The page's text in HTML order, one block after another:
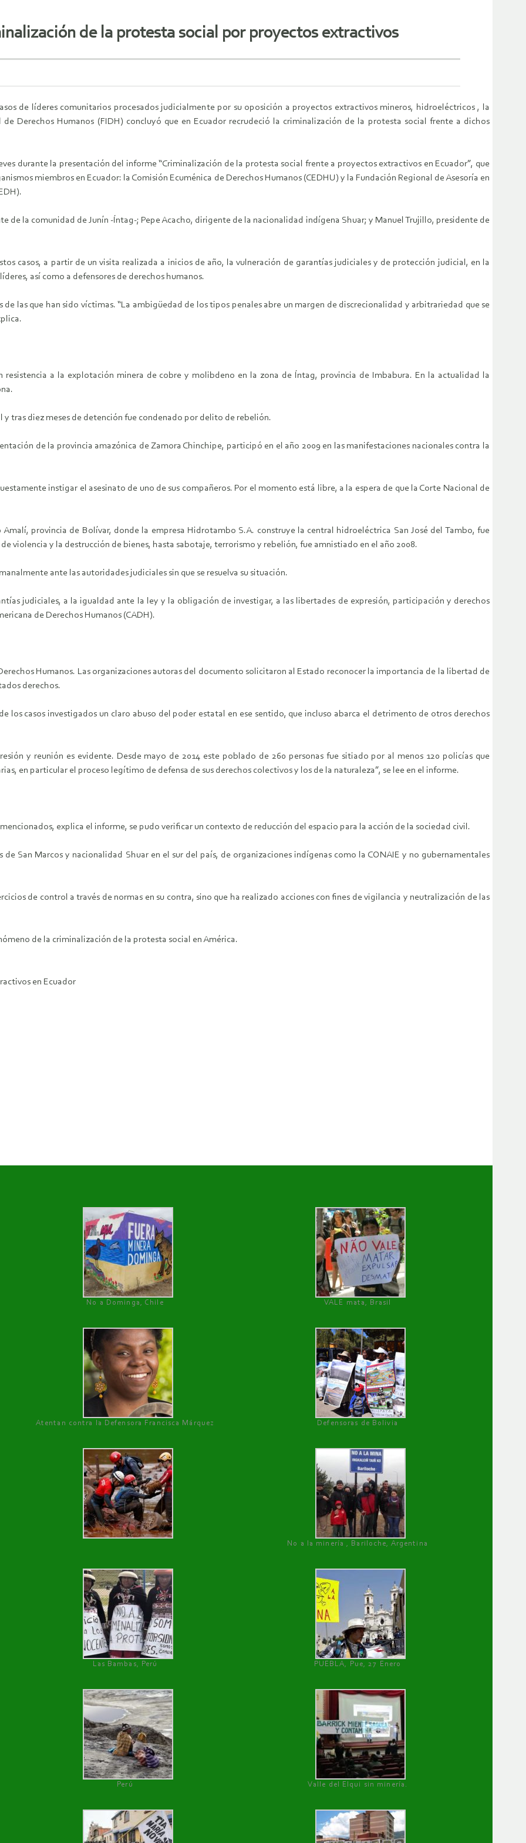
de la protesta social por proyectos extractivos
de líderes comunitarios procesados judicialmente por su oposición a proyectos extractivos mineros, hidroeléctricos , la
de Derechos Humanos (FIDH) concluyó que en Ecuador recrudeció la criminalización de la protesta social frente a dichos
durante la presentación del informe “Criminalización de la protesta social frente a proyectos extractivos en Ecuador”, que
miembros en Ecuador: la Comisión Ecuménica de Derechos Humanos (CEDHU) y la Fundación Regional de Asesoría en
de la comunidad de Junín -Íntag-; Pepe Acacho, dirigente de la nacionalidad indígena Shuar; y Manuel Trujillo, presidente de
casos, a partir de un visita realizada a inicios de año, la vulneración de garantías judiciales y de protección judicial, en la
así como a defensores de derechos humanos.
las que han sido víctimas. “La ambigüedad de los tipos penales abre un margen de discrecionalidad y arbitrariedad que se
resistencia a la explotación minera de cobre y molibdeno en la zona de Íntag, provincia de Imbabura. En la actualidad la
tras diez meses de detención fue condenado por delito de rebelión.
de la provincia amazónica de Zamora Chinchipe, participó en el año 2009 en las manifestaciones nacionales contra la
instigar el asesinato de uno de sus compañeros. Por el momento está libre, a la espera de que la Corte Nacional de
provincia de Bolívar, donde la empresa Hidrotambo S.A. construye la central hidroeléctrica San José del Tambo, fue
violencia y la destrucción de bienes, hasta sabotaje, terrorismo y rebelión, fue amnistiado en el año 2008.
ante las autoridades judiciales sin que se resuelva su situación.
judiciales, a la igualdad ante la ley y la obligación de investigar, a las libertades de expresión, participación y derechos
de Derechos Humanos (CADH).
Humanos. Las organizaciones autoras del documento solicitaron al Estado reconocer la importancia de la libertad de
derechos.
los casos investigados un claro abuso del poder estatal en ese sentido, que incluso abarca el detrimento de otros derechos
y reunión es evidente. Desde mayo de 2014 este poblado de 260 personas fue sitiado por al menos 120 policías que
en particular el proceso legítimo de defensa de sus derechos colectivos y los de la naturaleza”, se lee en el informe.
explica el informe, se pudo verificar un contexto de reducción del espacio para la acción de la sociedad civil.
San Marcos y nacionalidad Shuar en el sur del país, de organizaciones indígenas como la CONAIE y no gubernamentales
de control a través de normas en su contra, sino que ha realizado acciones con fines de vigilancia y neutralización de las
de la criminalización de la protesta social en América.
en Ecuador
No a Dominga, Chile
VALE mata, Brasil
Atentan contra la Defensora Francisca Márquez Defensoras de Bolivia
No a la minería , Bariloche, Argentina
Las Bambas, Perú PUEBLA, Pue, 27 Enero
Perú Valle del Elqui sin minería.